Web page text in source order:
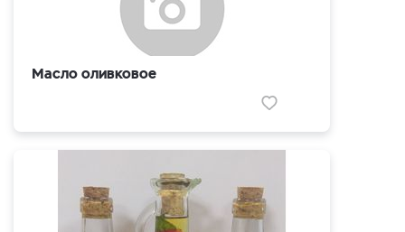
Масло оливковое